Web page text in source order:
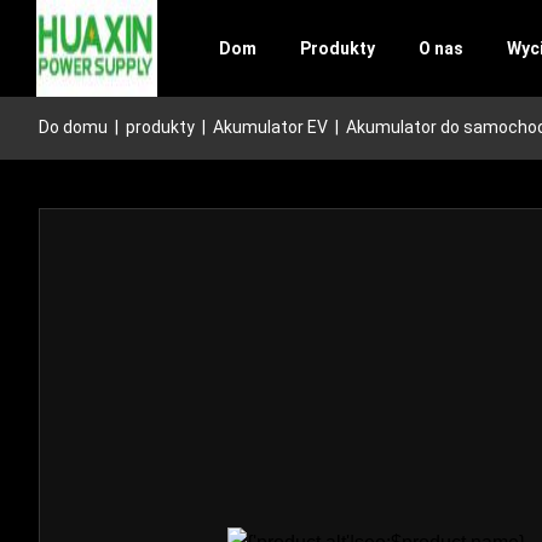
Dom Produkty O nas
Do domu produkty Akumulator EV Akumulator do